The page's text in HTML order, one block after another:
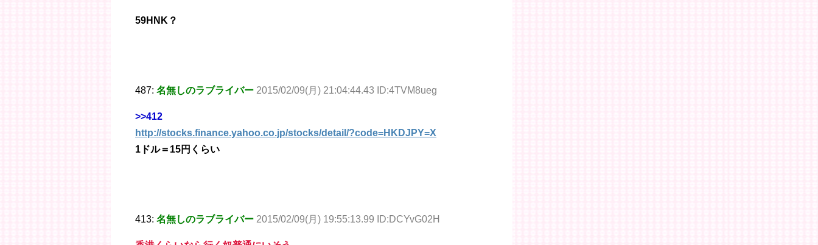
59HNK？
487: 名無しのラブライバー 2015/02/09(月) 21:04:44.43 ID:4TVM8ueg
>>412
http://stocks.finance.yahoo.co.jp/stocks/detail/?code=HKDJPY=X
1ドル＝15円くらい
413: 名無しのラブライバー 2015/02/09(月) 19:55:13.99 ID:DCYvG02H